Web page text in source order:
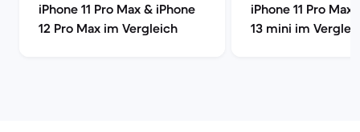
iPhone 11 Pro Max & iPhone
12 Pro Max im Vergleich
iPhone 11 Pro Max
13 mini im